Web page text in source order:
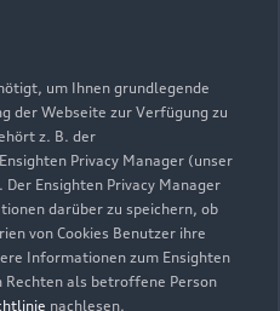
um Ihnen grundlegende
der Webseite zur Verfügung zu
z. B. der
Privacy Manager (unser
Ensighten Privacy Manager
darüber zu speichern, ob
von Cookies Benutzer ihre
Informationen zum Ensighten
Rechten als betroffene Person
nachlesen.
amMontag 07:30
amMontag 08:00